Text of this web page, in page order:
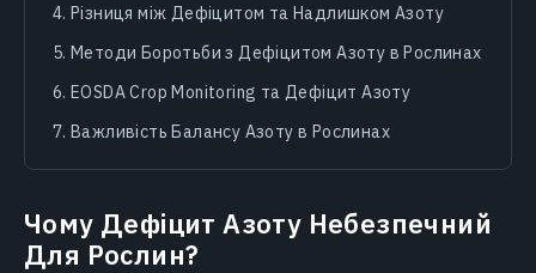
Різниця між Дефіцитом та Надлишком Азоту
Методи Боротьби з Дефіцитом Азоту в Рослинах
EOSDA Crop Monitoring та Дефіцит Азоту
Важливість Балансу Азоту в Рослинах
Чому Дефіцит Азоту Небезпечний
Для Рослин?